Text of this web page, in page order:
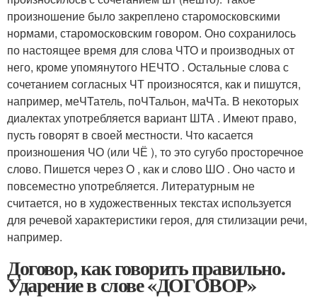
произношение было закреплено старомосковскими
нормами, старомосковским говором. Оно сохранилось
по настоящее время для слова ЧТО и производных от
него, кроме упомянутого НЕЧТО . Остальные слова с
сочетанием согласных ЧТ произносятся, как и пишутся,
например, меЧТатель, поЧТальон, маЧТа. В некоторых
диалектах употребляется вариант ШТА . Имеют право,
пусть говорят в своей местности. Что касается
произношения ЧО (или ЧЁ ), то это сугубо просторечное
слово. Пишется через О , как и слово ШО . Оно часто и
повсеместно употребляется. Литературным не
считается, но в художественных текстах используется
для речевой характеристики героя, для стилизации речи,
например.
Договор, как говорить правильно.
Ударение в слове «ДОГОВОР»